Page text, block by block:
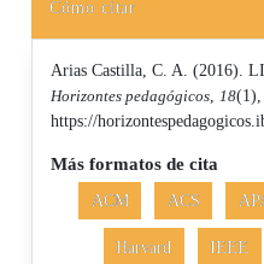
Cómo citar
Arias Castilla, C. A. (2016).
Horizontes pedagógicos,18(1),
https://
Más formatos de cita
ACM ACS
Harvard IEEE